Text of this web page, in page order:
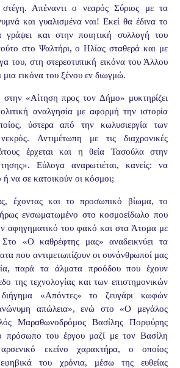
Απέναντι ο νεαρός Σύριος με τα
και γυαλισμένα ναι! Εκεί θα έδινα το
και στην ποιητική συλλογή του
στο Ψαλτήρι, ο Ηλίας σταθερά και με
του, στη στερεοτυπική εικόνα του Άλλου
μια εικόνα του ξένου εν διωγμώ.
«Αίτηση προς τον Δήμο» μυκτηρίζει
αναλγησία με αφορμή την ιστορία
ύστερα από την κωλυσιεργία των
Αντιμέτωπη με τις διαχρονικές
έρχεται και η θεία Τασούλα στην
Εύλογα αναρωτιέται, κανείς: να
ή να σε κατοικούν οι κόσμοι;
έχοντας και το προσωπικό βίωμα, το
ενσωματωμένο στο κοσμοείδωλο που
αφηγηματικό του φακό και στα Άτομα με
«Ο καθρέφτης μας» αναδεικνύει τα
που αντιμετωπίζουν οι συνάνθρωποί μας
παρά τα άλματα προόδου που έχουν
της τεχνολογίας και των επιστημονικών
διήγημα «Απόντες» το ζευγάρι κωφών
απώλεια», ενώ στο «Ο μεγάλος
Μαραθωνοδρόμος Βασίλης Πορφύρης
πρόσωπο του έργου μαζί με τον Βασίλη
εκείνο χαρακτήρα, ο οποίος
εφηβικά του χρόνια, μέσω της ευθείας